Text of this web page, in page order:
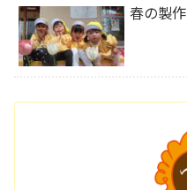
春の製作